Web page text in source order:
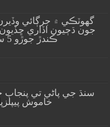
گهوٽڪي ۾ جرڳائي
جون ڌڄيون اڏاري
ڪندڙ جوڙو 5 سالن کان دربدر
سنڌ جي پاڻي تي
خاموش